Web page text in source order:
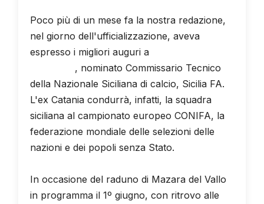
Poco più di un mese fa la nostra redazione,
nel giorno dell'ufficializzazione, aveva
espresso i migliori auguri a
, nominato Commissario Tecnico
della Nazionale Siciliana di calcio, Sicilia FA.
L'ex Catania condurrà, infatti, la squadra
siciliana al campionato europeo CONIFA, la
federazione mondiale delle selezioni delle
nazioni e dei popoli senza Stato.
In occasione del raduno di Mazara del Vallo
in programma il 1º giugno, con ritrovo alle